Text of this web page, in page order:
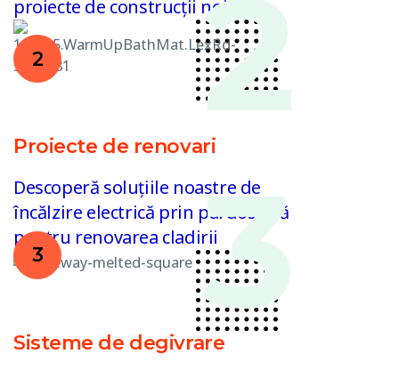
proiecte de construcții noi
2
Proiecte de renovari
Descoperă soluțiile noastre de
încălzire electrică prin pardoseală
pentru renovarea cladirii
3
Sisteme de degivrare